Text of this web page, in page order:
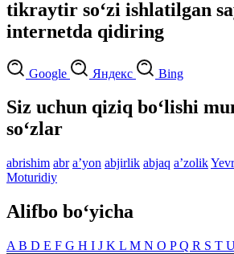
tikraytir so‘zi ishlatilgan
internetda qidiring
Google Яндекс Bing
Siz uchun qiziq bo‘lishi
so‘zlar
abrishim abr aʼyon abjirlik abjaq aʼzolik
Moturidiy
Alifbo bo‘yicha
A B D E F G H I J K L M N O PQ R S T